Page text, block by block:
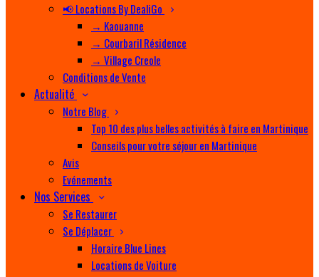
📢 Locations By DealiGo
→ Kaouanne
→ Courbaril Résidence
→ Village Creole
Conditions de Vente
Actualité
Notre Blog
Top 10 des plus belles activités à faire en Martinique
Conseils pour votre séjour en Martinique
Avis
Evénements
Nos Services
Se Restaurer
Se Déplacer
Horaire Blue Lines
Locations de Voiture